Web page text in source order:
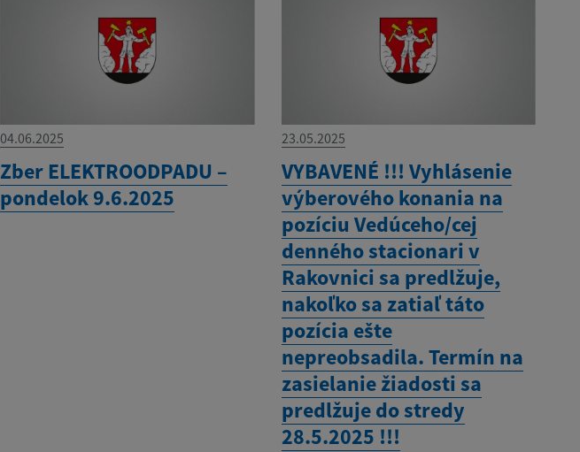
04.06.2025
Zber ELEKTROODPADU –
pondelok 9.6.2025
23.05.2025
VYBAVENÉ !!! Vyhlásenie
výberového konania na
pozíciu Vedúceho/cej
denného stacionari v
Rakovnici sa predlžuje,
nakoľko sa zatiaľ táto
pozícia ešte
nepreobsadila. Termín na
zasielanie žiadosti sa
predlžuje do stredy
28.5.2025 !!!